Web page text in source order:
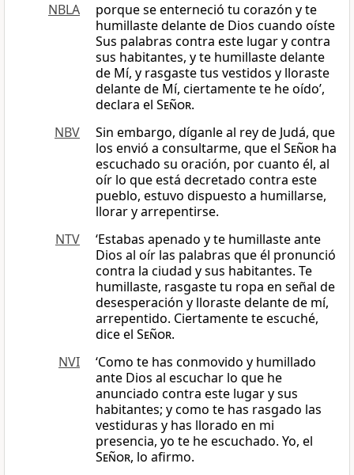
NBLA
porque se enterneció tu corazón y te
humillaste delante de Dios cuando oíste
Sus palabras contra este lugar y contra
sus habitantes, y te humillaste delante
de Mí, y rasgaste tus vestidos y lloraste
delante de Mí, ciertamente te he oído’,
declara el Señor.
NBV
Sin embargo, díganle al rey de Judá, que
los envió a consultarme, que el Señor ha
escuchado su oración, por cuanto él, al
oír lo que está decretado contra este
pueblo, estuvo dispuesto a humillarse,
llorar y arrepentirse.
NTV
‘Estabas apenado y te humillaste ante
Dios al oír las palabras que él pronunció
contra la ciudad y sus habitantes. Te
humillaste, rasgaste tu ropa en señal de
desesperación y lloraste delante de mí,
arrepentido. Ciertamente te escuché,
dice el Señor.
NVI
‘Como te has conmovido y humillado
ante Dios al escuchar lo que he
anunciado contra este lugar y sus
habitantes; y como te has rasgado las
vestiduras y has llorado en mi
presencia, yo te he escuchado. Yo, el
Señor, lo afirmo.